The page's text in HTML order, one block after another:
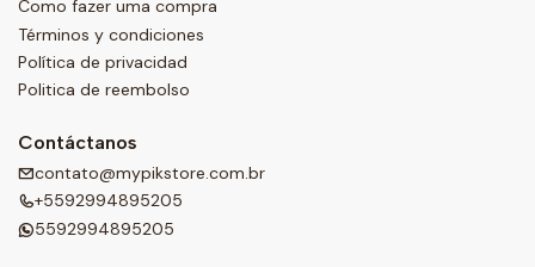
Como fazer uma compra
Términos y condiciones
Política de privacidad
Politica de reembolso
Contáctanos
contato@mypikstore.com.br
+5592994895205
5592994895205